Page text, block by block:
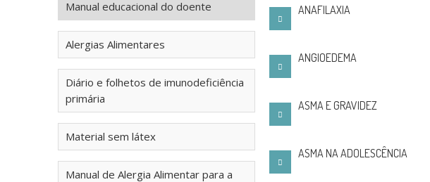
Manual educacional do doente
Alergias Alimentares
Diário e folhetos de imunodeficiência
primária
Material sem látex
Manual de Alergia Alimentar para a
ANAFILAXIA
ANGIOEDEMA
ASMA E GRAVIDEZ
ASMA NA ADOLESCÊNCIA